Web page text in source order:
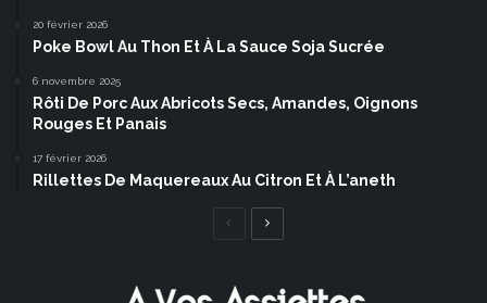
20 février 2026
Poke Bowl Au Thon Et À La Sauce Soja Sucrée
6 novembre 2025
Rôti De Porc Aux Abricots Secs, Amandes, Oignons
Rouges Et Panais
17 février 2026
Rillettes De Maquereaux Au Citron Et À L’aneth
Page